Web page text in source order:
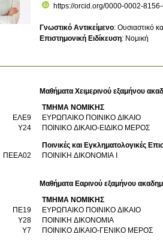
https://orcid.org/0000-0002-
Γνωστικό Αντικείμενο: Ουσιαστικό
Επιστημονική Ειδίκευση: Νομική
Μαθήματα Χειμερινού εξαμήνου
ΤΜΗΜΑ ΝΟΜΙΚΗΣ
ΕΛΕ9
ΕΥΡΩΠΑΙΚΟ ΠΟΙΝΙΚΟ ΔΙΚΑΙΟ
Υ24
ΠΟΙΝΙΚΟ ΔΙΚΑΙΟ-ΕΙΔΙΚΟ ΜΕΡΟΣ
Ποινικές και Εγκληματολογικές
ΠΕΕΑ02
ΠΟΙΝΙΚΗ ΔΙΚΟΝΟΜΙΑ I
Μαθήματα Εαρινού εξαμήνου
ΤΜΗΜΑ ΝΟΜΙΚΗΣ
ΠΕ19
ΕΥΡΩΠΑΙΚΟ ΠΟΙΝΙΚΟ ΔΙΚΑΙΟ
Υ28
ΠΟΙΝΙΚΗ ΔΙΚΟΝΟΜΙΑ
Υ7
ΠΟΙΝΙΚΟ ΔΙΚΑΙΟ-ΓΕΝΙΚΟ ΜΕΡΟΣ